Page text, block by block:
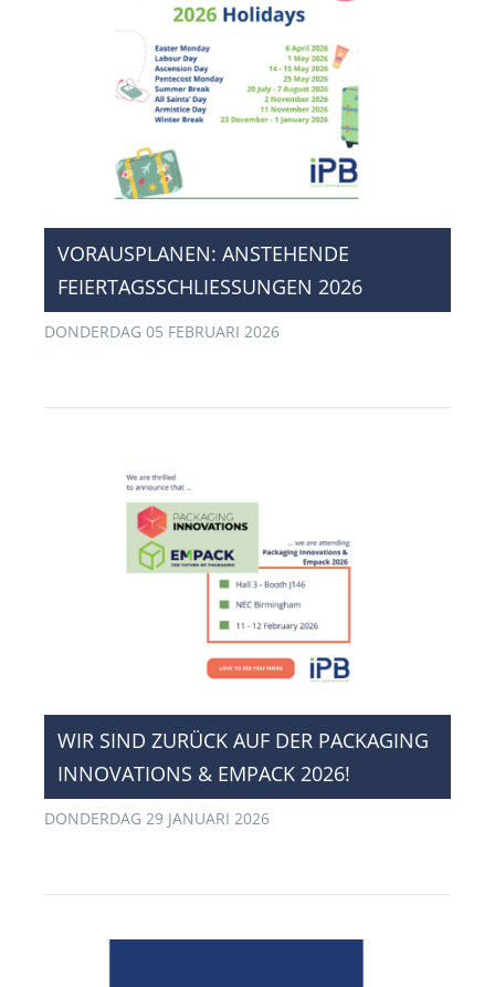
​VORAUSPLANEN: ANSTEHENDE
FEIERTAGSSCHLIESSUNGEN 2026
DONDERDAG 05 FEBRUARI 2026
​WIR SIND ZURÜCK AUF DER PACKAGING
INNOVATIONS & EMPACK 2026!
DONDERDAG 29 JANUARI 2026